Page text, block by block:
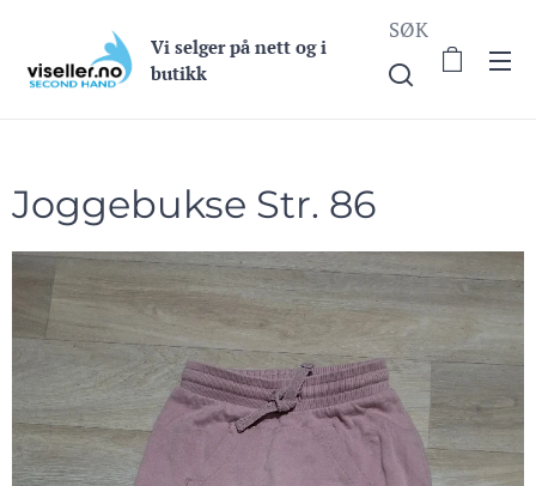
Vi selger på nett og i
butikk
SØK
Joggebukse Str. 86